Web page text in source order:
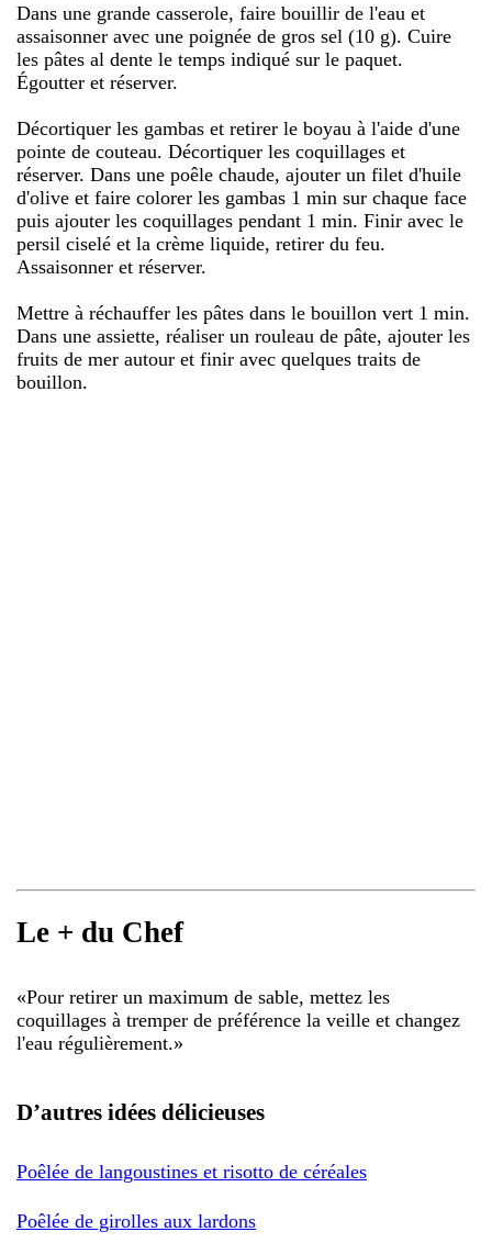
Dans une grande casserole, faire bouillir de l'eau et
assaisonner avec une poignée de gros sel (10 g). Cuire
les pâtes al dente le temps indiqué sur le paquet.
Égoutter et réserver.
Décortiquer les gambas et retirer le boyau à l'aide d'une
pointe de couteau. Décortiquer les coquillages et
réserver. Dans une poêle chaude, ajouter un filet d'huile
d'olive et faire colorer les gambas 1 min sur chaque face
puis ajouter les coquillages pendant 1 min. Finir avec le
persil ciselé et la crème liquide, retirer du feu.
Assaisonner et réserver.
Mettre à réchauffer les pâtes dans le bouillon vert 1 min.
Dans une assiette, réaliser un rouleau de pâte, ajouter les
fruits de mer autour et finir avec quelques traits de
bouillon.
Le + du Chef
«Pour retirer un maximum de sable, mettez les
coquillages à tremper de préférence la veille et changez
l'eau régulièrement.»
D’autres idées délicieuses
Poêlée de langoustines et risotto de céréales
Poêlée de girolles aux lardons